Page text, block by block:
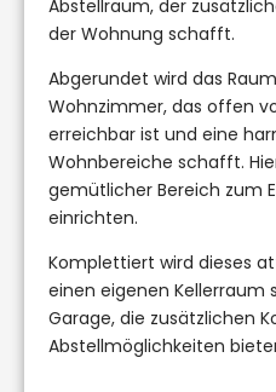
Abstellraum, der
der Wohnung schafft.
Abgerundet wird das
Wohnzimmer, das offen
erreichbar ist und eine
Wohnbereiche schafft.
gemütlicher Bereich zum
einrichten.
Komplettiert wird dieses
einen eigenen Kellerraum
Garage, die zusätzlichen
Abstellmöglichkeiten